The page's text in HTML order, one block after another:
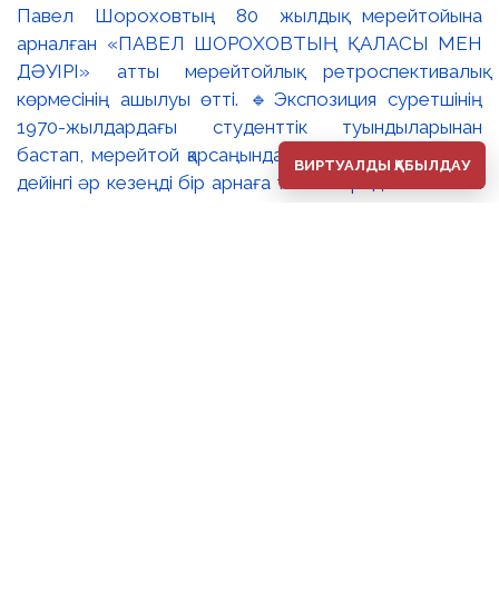
Павел Шороховтың 80 жылдық мерейтойына
арналған «ПАВЕЛ ШОРОХОВТЫҢ ҚАЛАСЫ МЕН
ДӘУІРІ» атты мерейтойлық ретроспективалық
көрмесінің ашылуы өтті. 🔹Экспозиция суретшінің
1970-жылдардағы студенттік туындыларынан
бастап, мерейтой қарсаңындағы соңғы еңбектеріне
дейінгі әр кезеңді бір арнаға тоғыстырады. 🔸Павел
ВИРТУАЛДЫ ҚАБЫЛДАУ